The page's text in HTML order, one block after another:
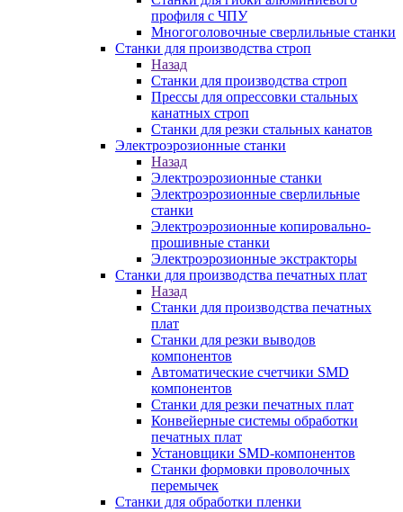
профиля с ЧПУ
Многоголовочные сверлильные станки
Станки для производства строп
Назад
Станки для производства строп
Прессы для опрессовки стальных
канатных строп
Станки для резки стальных канатов
Электроэрозионные станки
Назад
Электроэрозионные станки
Электроэрозионные сверлильные
станки
Электроэрозионные копировально-
прошивные станки
Электроэрозионные экстракторы
Станки для производства печатных плат
Назад
Станки для производства печатных
плат
Станки для резки выводов
компонентов
Автоматические счетчики SMD
компонентов
Станки для резки печатных плат
Конвейерные системы обработки
печатных плат
Установщики SMD-компонентов
Станки формовки проволочных
перемычек
Станки для обработки пленки